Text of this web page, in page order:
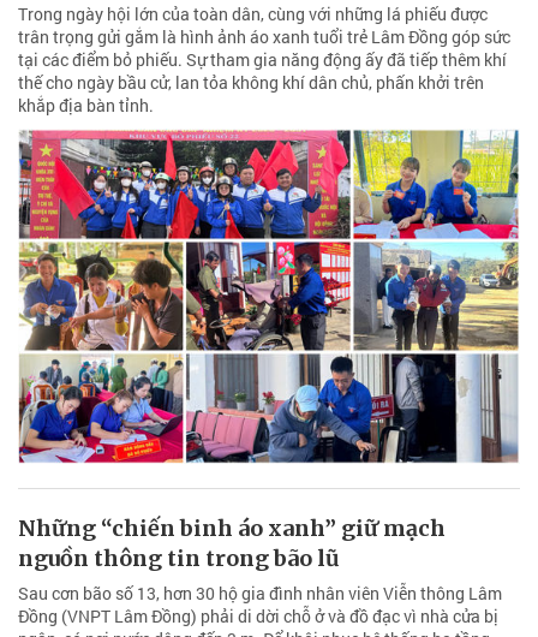
Trong ngày hội lớn của toàn dân, cùng với những lá phiếu được
trân trọng gửi gắm là hình ảnh áo xanh tuổi trẻ Lâm Đồng góp sức
tại các điểm bỏ phiếu. Sự tham gia năng động ấy đã tiếp thêm khí
thế cho ngày bầu cử, lan tỏa không khí dân chủ, phấn khởi trên
khắp địa bàn tỉnh.
Những “chiến binh áo xanh” giữ mạch
nguồn thông tin trong bão lũ
Sau cơn bão số 13, hơn 30 hộ gia đình nhân viên Viễn thông Lâm
Đồng (VNPT Lâm Đồng) phải di dời chỗ ở và đồ đạc vì nhà cửa bị